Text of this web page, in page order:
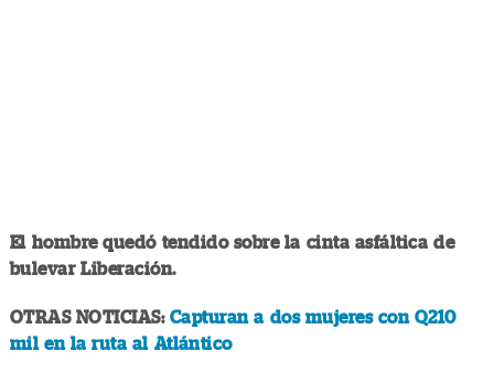
El hombre quedó tendido sobre la cinta asfáltica de
bulevar Liberación.
OTRAS NOTICIAS: Capturan a dos mujeres con Q210
mil en la ruta al Atlántico